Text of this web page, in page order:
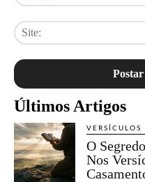
Últimos Artigos
VERSÍCULOS
O
Nos